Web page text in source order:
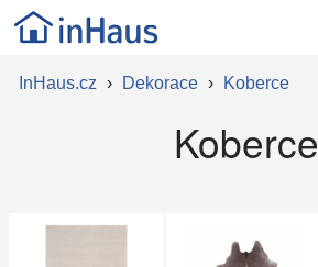
InHaus.cz › Dekorace › Koberce
Koberce